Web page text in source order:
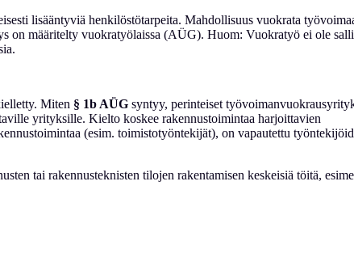
lisääntyviä henkilöstötarpeita. Mahdollisuus vuokrata
on määritelty vuokratyölaissa (AÜG). Huom: Vuokratyö ei ole
Miten § 1b AÜG syntyy, perinteiset
yrityksille. Kielto koskee rakennustoimintaa harjoittavien
(esim. toimistotyöntekijät), on vapautettu
tai rakennusteknisten tilojen rakentamisen keskeisiä töitä,